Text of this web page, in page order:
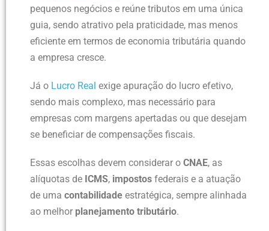
pequenos negócios e reúne tributos em uma única
guia, sendo atrativo pela praticidade, mas menos
eficiente em termos de economia tributária quando
a empresa cresce.
Já o Lucro Real exige apuração do lucro efetivo,
sendo mais complexo, mas necessário para
empresas com margens apertadas ou que desejam
se beneficiar de compensações fiscais.
Essas escolhas devem considerar o CNAE, as
alíquotas de ICMS, impostos federais e a atuação
de uma contabilidade estratégica, sempre alinhada
ao melhor planejamento tributário.